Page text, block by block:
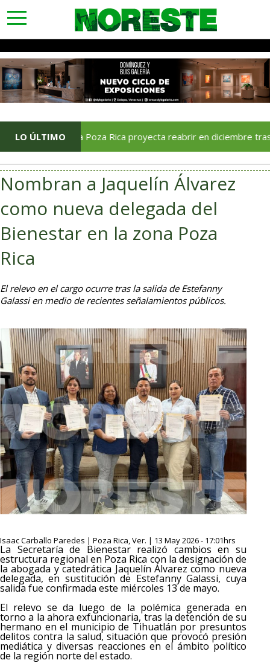
toggle
navigation
LO ÚLTIMO
Soriana Poza Rica proyecta reabrir en diciembre tras avance
Nombran a Jaquelín Álvarez
como nueva delegada del
Bienestar en la zona Poza
Rica
El relevo en el cargo ocurre tras la salida de Estefanny
Galassi en medio de recientes señalamientos públicos.
Isaac Carballo Paredes | Poza Rica, Ver. | 13 May 2026 - 17:01hrs
La Secretaría de Bienestar realizó cambios en su
estructura regional en Poza Rica con la designación de
la abogada y catedrática Jaquelín Álvarez como nueva
delegada, en sustitución de Estefanny Galassi, cuya
salida fue confirmada este miércoles 13 de mayo.
El relevo se da luego de la polémica generada en
torno a la ahora exfuncionaria, tras la detención de su
hermano en el municipio de Tihuatlán por presuntos
delitos contra la salud, situación que provocó presión
mediática y diversas reacciones en el ámbito político
de la región norte del estado.